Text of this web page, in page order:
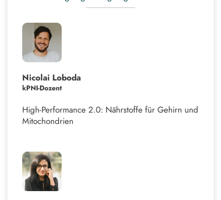
Nicolai Loboda
kPNI-Dozent
High-Performance 2.0: Nährstoffe für Gehirn und
Mitochondrien